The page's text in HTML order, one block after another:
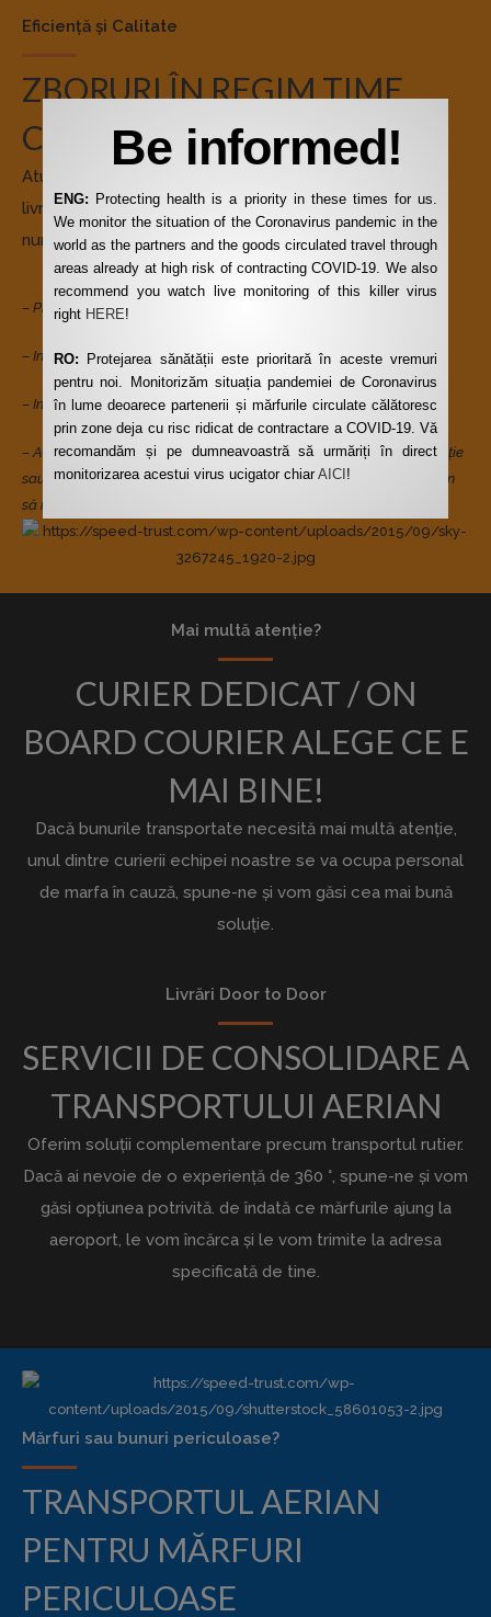
Eficiență și Calitate
ZBORURI ÎN REGIM TIME
CRITICAL 24/7
Atunci când vorbim despre un transport foarte urgent,
livrarea dumneavoastră devine prioritatea noastră
numărul 1
– Probe biologice în regim special
– Industria Pharma
– Industria de automotive- când nu îți permiți oprirea producției
–AOG – “aeronave la sol” se aplică pentru orice materiale de aviație
sau piese de schimb care sunt necesare imediat pentru ca un avion
să redevină funcțional
Mai multă atenție?
CURIER DEDICAT / ON
BOARD COURIER ALEGE CE E
MAI BINE!
Dacă bunurile transportate necesită mai multă atenție,
unul dintre curierii echipei noastre se va ocupa personal
de marfa în cauză, spune-ne și vom găsi cea mai bună
soluție.
Livrări Door to Door
SERVICII DE CONSOLIDARE A
TRANSPORTULUI AERIAN
Oferim soluții complementare precum transportul rutier.
Dacă ai nevoie de o experiență de 360 °, spune-ne și vom
găsi opțiunea potrivită. de îndată ce mărfurile ajung la
aeroport, le vom încărca și le vom trimite la adresa
specificată de tine.
Mărfuri sau bunuri periculoase?
TRANSPORTUL AERIAN
PENTRU MĂRFURI
PERICULOASE
Be informed!
ENG: Protecting health is a priority in these times for us.
We monitor the situation of the Coronavirus pandemic in the
world as the partners and the goods circulated travel through
areas already at high risk of contracting COVID-19. We also
recommend you watch live monitoring of this killer virus
right HERE!
RO: Protejarea sănătății este prioritară în aceste vremuri
pentru noi. Monitorizăm situația pandemiei de Coronavirus
în lume deoarece partenerii și mărfurile circulate călătoresc
prin zone deja cu risc ridicat de contractare a COVID-19. Vă
recomandăm și pe dumneavoastră să urmăriți în direct
monitorizarea acestui virus ucigator chiarAICI !